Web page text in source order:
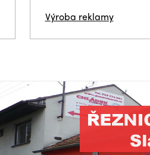
Výroba reklamy